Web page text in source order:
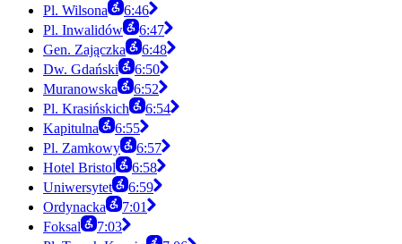
Pl. Wilsona
6:46
Pl. Inwalidów
6:47
Gen. Zajączka
6:48
Dw. Gdański
6:50
Muranowska
6:52
Pl. Krasińskich
6:54
Kapitulna
6:55
Pl. Zamkowy
6:57
Hotel Bristol
6:58
Uniwersytet
6:59
Ordynacka
7:01
Foksal
7:03